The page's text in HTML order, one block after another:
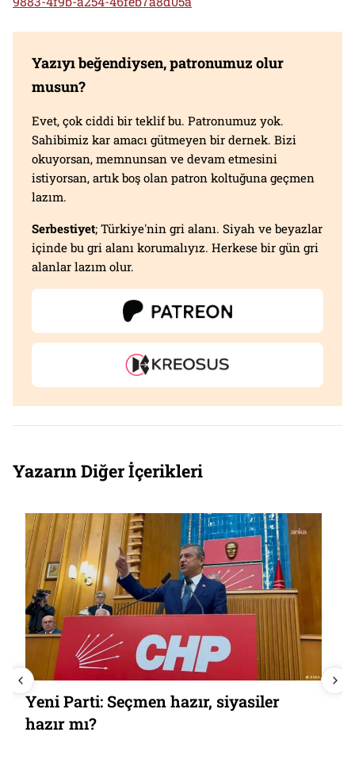
Yazıyı beğendiysen, patronumuz olur
musun?
Evet, çok ciddi bir teklif bu. Patronumuz yok.
Sahibimiz kar amacı gütmeyen bir dernek. Bizi
okuyorsan, memnunsan ve devam etmesini
istiyorsan, artık boş olan patron koltuğuna geçmen
lazım.
Serbestiyet; Türkiye'nin gri alanı. Siyah ve beyazlar
içinde bu gri alanı korumalıyız. Herkese bir gün gri
alanlar lazım olur.
Yazarın Diğer İçerikleri